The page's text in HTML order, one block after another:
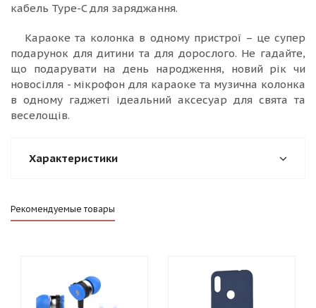
кабель Type-C для заряджання.
Караоке та колонка в одному пристрої – це супер
подарунок для дитини та для дорослого. Не гадайте,
що подарувати на день народження, новий рік чи
новосілля - мікрофон для караоке та музична колонка
в одному гаджеті ідеальний аксесуар для свята та
веселощів.
Характеристики
Рекомендуемые товары